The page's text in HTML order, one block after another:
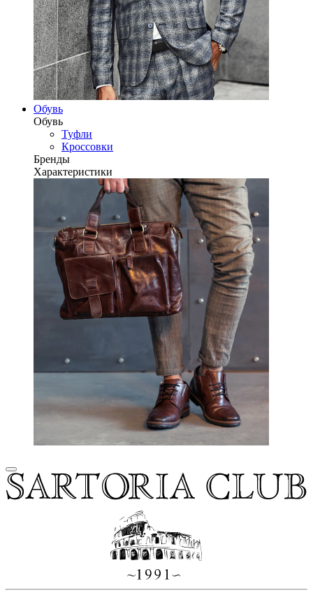
Обувь
Обувь
Туфли
Кроссовки
Бренды
Характеристики